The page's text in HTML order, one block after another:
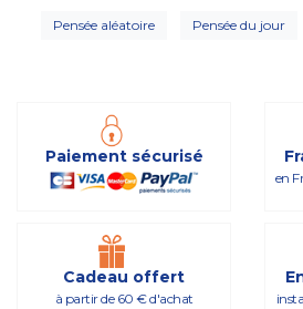
Pensée aléatoire Pensée du jour
Paiement sécurisé
en
Cadeau offert
à partir de 60 € d'achat